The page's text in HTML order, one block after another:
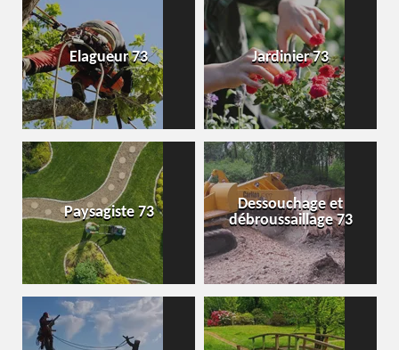
Elagueur 73 Jardinier 73
Paysagiste 73
Dessouchage et
débroussaillage 73